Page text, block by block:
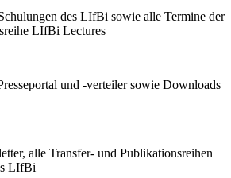
des LIfBi sowie alle Termine der
LIfBi Lectures
und -verteiler sowie Downloads
alle Transfer- und Publikationsreihen
LIfBi